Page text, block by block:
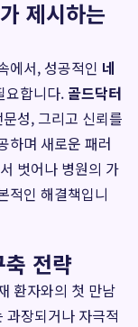
제시하는
에서, 성공적인 네
요합니다. 골드닥터
성, 그리고 신뢰를
하며 새로운 패러
벗어나 병원의 가
적인 해결책입니
전략
환자와의 첫 만남
장되거나 자극적